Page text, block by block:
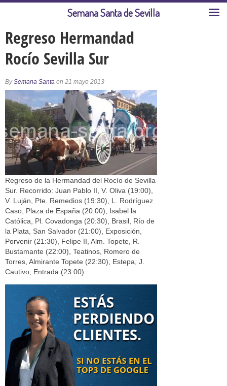
Regreso Hermandad
Rocío Sevilla Sur
BySemana Santa on 21 mayo 2013
Regreso de la Hermandad del Rocío de Sevilla
Sur. Recorrido: Juan Pablo II, V. Oliva (19:00),
V. Luján, Pte. Remedios (19:30), L. Rodríguez
Caso, Plaza de España (20:00), Isabel la
Católica, Pl. Covadonga (20:30), Brasil, Río de
la Plata, San Salvador (21:00), Exposición,
Porvenir (21:30), Felipe II, Alm. Topete, R.
Bustamante (22:00), Teatinos, Romero de
Torres, Almirante Topete (22:30), Estepa, J.
Cautivo, Entrada (23:00).
Semana Santa de Sevilla